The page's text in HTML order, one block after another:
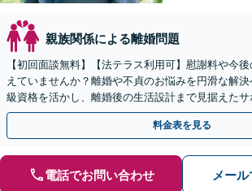
親族関係による離婚問題
【初回面談無料】【法テラス利用可】慰謝料や今
えていませんか？離婚や不貞のお悩みを円滑な解
級資格を活かし、離婚後の生活設計まで見据えた
ッズスペースあり】【事前のご予約で休日・夜間も
料金表を見る
電話でお問い合わせ メー